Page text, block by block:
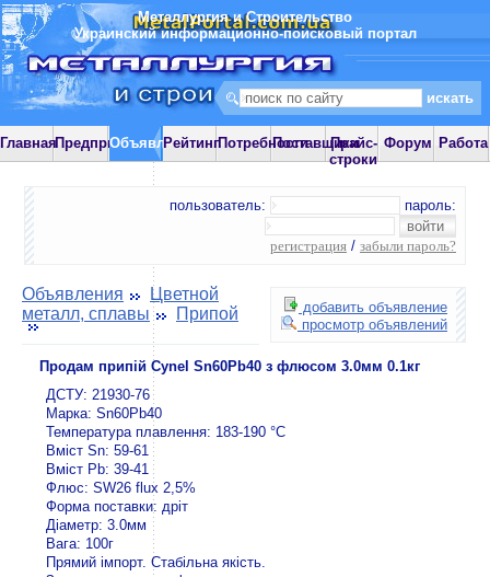
Металлургия и Строительство
Украинский информационно-поисковый портал
ГлавнаяПредприятияОбъявления
РейтингПотребностиПоставщики
Прайс-
строки
Форум Работа
пользователь: пароль:
регистрация / забыли пароль?
добавить объявление
просмотр объявлений
Объявления
Цветной
металл, сплавы
Припой
Продам припій Cynel Sn60Pb40 з флюсом 3.0мм 0.1кг
ДСТУ: 21930-76
Марка: Sn60Pb40
Температура плавлення: 183-190 °С
Вміст Sn: 59-61
Вміст Pb: 39-41
Флюс: SW26 flux 2,5%
Форма поставки: дріт
Діаметр: 3.0мм
Вага: 100г
Прямий імпорт. Стабільна якість.